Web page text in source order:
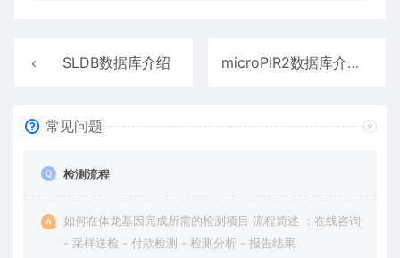
SLDB数据库介绍 microPIR2数据库介绍
常见问题
检测流程
如何在体龙基因完成所需的检测项目 流程简述 ：在线咨询
- 采样送检 - 付款检测 - 检测分析 - 报告结果